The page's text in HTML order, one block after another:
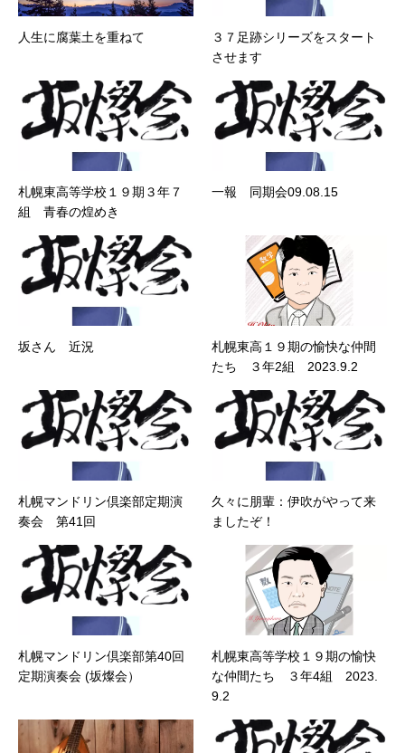
人生に腐葉土を重ねて
３７足跡シリーズをスタート
させます
札幌東高等学校１９期３年７
組 青春の煌めき
一報 同期会09.08.15
坂さん 近況
札幌東高１９期の愉快な仲間
たち ３年2組 2023.9.2
札幌マンドリン倶楽部定期演
奏会 第41回
久々に朋輩：伊吹がやって来
ましたぞ！
札幌マンドリン倶楽部第40回
定期演奏会 (坂燦会）
札幌東高等学校１９期の愉快
な仲間たち ３年4組 2023.
9.2